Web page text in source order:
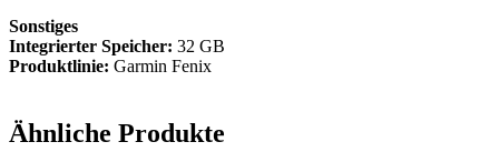
Sonstiges
Integrierter Speicher: 32 GB
Produktlinie: Garmin Fenix
Ähnliche Produkte